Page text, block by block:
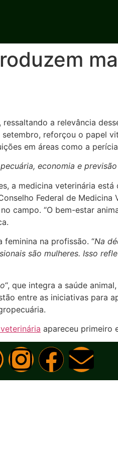
, ressaltando a relevância
reforçou o papel
em áreas como a
economia e
a medicina veterinária
Federal de Medicina
campo. “O bem-estar
na profissão. “Na
são mulheres. Isso
“, que integra a saúde
entre as iniciativas para
apareceu primeiro